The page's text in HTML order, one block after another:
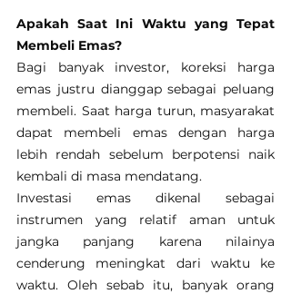
Apakah Saat Ini Waktu yang Tepat
Membeli Emas?
Bagi banyak investor, koreksi harga
emas justru dianggap sebagai peluang
membeli. Saat harga turun, masyarakat
dapat membeli emas dengan harga
lebih rendah sebelum berpotensi naik
kembali di masa mendatang.
Investasi emas dikenal sebagai
instrumen yang relatif aman untuk
jangka panjang karena nilainya
cenderung meningkat dari waktu ke
waktu. Oleh sebab itu, banyak orang